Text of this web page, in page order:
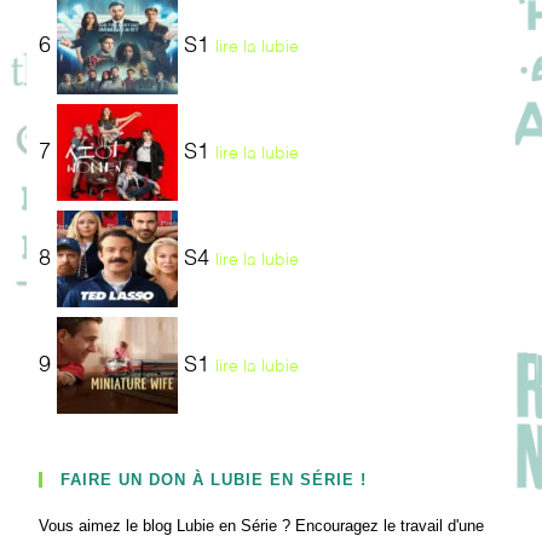
6 S1 lire la lubie
7 S1 lire la lubie
8 S4 lire la lubie
9 S1 lire la lubie
FAIRE UN DON À LUBIE EN SÉRIE !
Vous aimez le blog Lubie en Série ? Encouragez le travail d'une